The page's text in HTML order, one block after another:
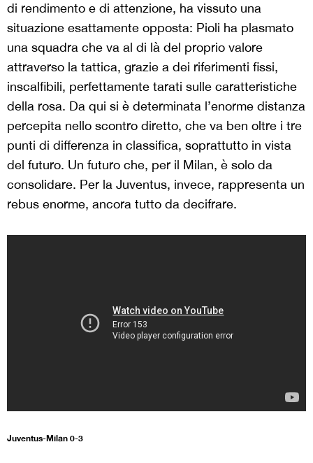
di rendimento e di attenzione, ha vissuto una
situazione esattamente opposta: Pioli ha plasmato
una squadra che va al di là del proprio valore
attraverso la tattica, grazie a dei riferimenti fissi,
inscalfibili, perfettamente tarati sulle caratteristiche
della rosa. Da qui si è determinata l’enorme distanza
percepita nello scontro diretto, che va ben oltre i tre
punti di differenza in classifica, soprattutto in vista
del futuro. Un futuro che, per il Milan, è solo da
consolidare. Per la Juventus, invece, rappresenta un
rebus enorme, ancora tutto da decifrare.
Juventus-Milan 0-3